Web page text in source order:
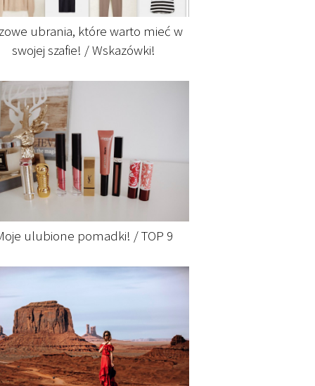
ubrania, które warto mieć w
swojej szafie! / Wskazówki!
ulubione pomadki! / TOP 9